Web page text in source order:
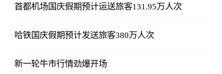
首都机场国庆假期预计运送旅客131.95万人次
哈铁国庆假期预计发送旅客380万人次
新一轮牛市行情劲爆开场